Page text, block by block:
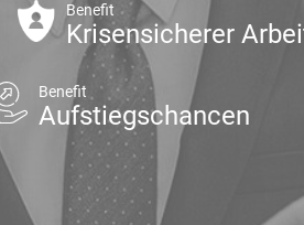
Benefit
Krisensicherer
Benefit
Aufstiegschancen